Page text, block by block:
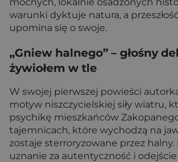
warunki dyktuje natura, a
upomina się o swoje.
„Gniew halnego” – głośny
żywiołem w tle
W swojej pierwszej powieści
motyw niszczycielskiej siły wiatru,
psychikę mieszkańców
tajemnicach, które wychodzą na
zostaje sterroryzowane przez halny.
uznanie za autentyczność i